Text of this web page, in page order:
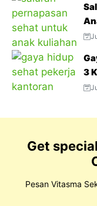
3
Get
Pesan Vitasma